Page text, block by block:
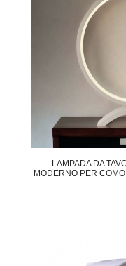
LAMPADA DA
MODERNO PER